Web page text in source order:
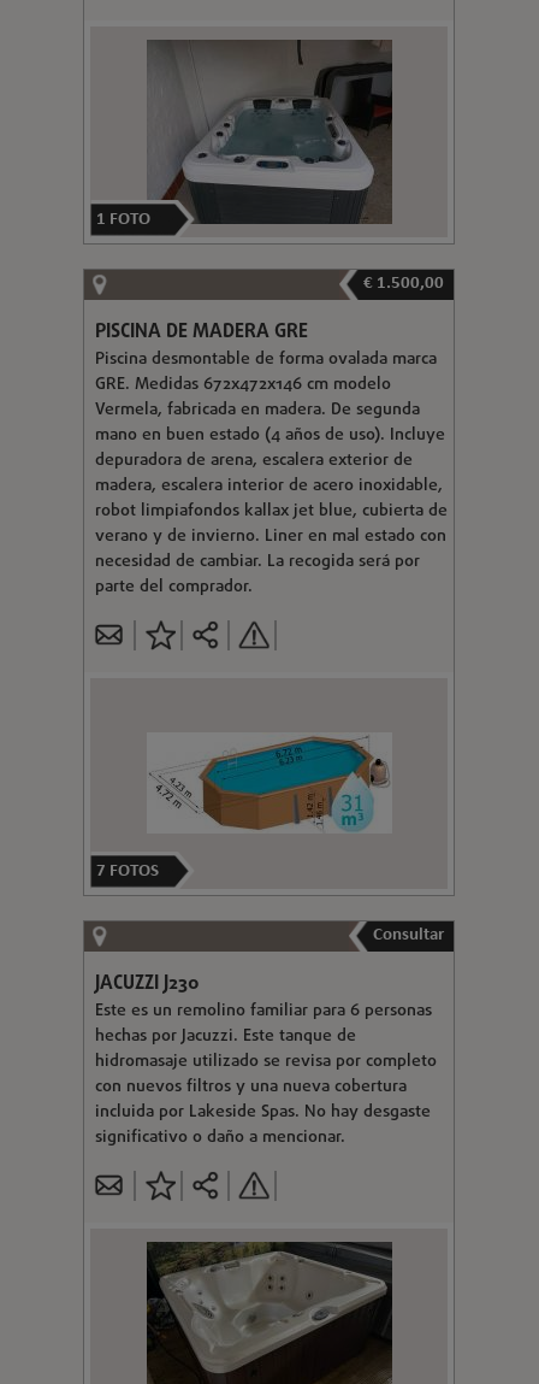
1 FOTO
€ 1.500,00
PISCINA DE MADERA GRE
Piscina desmontable de forma ovalada marca
GRE. Medidas 672x472x146 cm modelo
Vermela, fabricada en madera. De segunda
mano en buen estado (4 años de uso). Incluye
depuradora de arena, escalera exterior de
madera, escalera interior de acero inoxidable,
robot limpiafondos kallax jet blue, cubierta de
verano y de invierno. Liner en mal estado con
necesidad de cambiar. La recogida será por
parte del comprador.
7 FOTOS
Consultar
JACUZZI J230
Este es un remolino familiar para 6 personas
hechas por Jacuzzi. Este tanque de
hidromasaje utilizado se revisa por completo
con nuevos filtros y una nueva cobertura
incluida por Lakeside Spas. No hay desgaste
significativo o daño a mencionar.